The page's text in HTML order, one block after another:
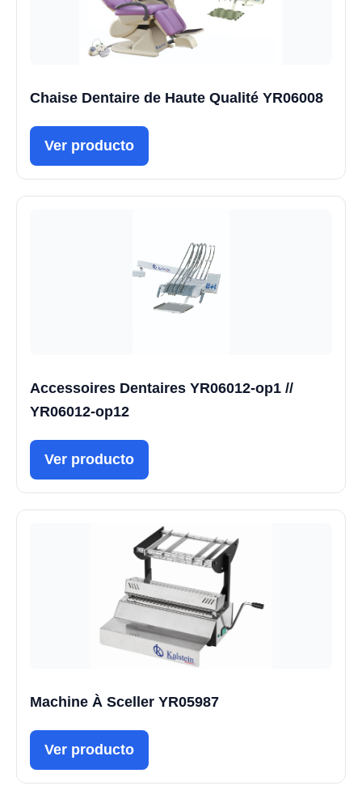
Chaise Dentaire de Haute Qualité YR06008
Ver producto
Accessoires Dentaires YR06012-op1 //
YR06012-op12
Ver producto
Machine À Sceller YR05987
Ver producto